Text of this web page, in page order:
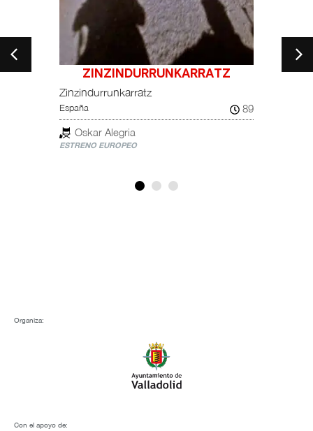
ZINZINDURRUNKARRATZ
Zinzindurrunkarratz
España
89
Oskar Alegria
ESTRENO EUROPEO
Organiza:
Con el apoyo de: